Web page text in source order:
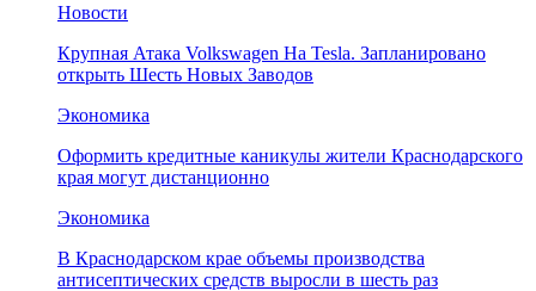
Новости
Крупная Атака Volkswagen На Tesla. Запланировано
открыть Шесть Новых Заводов
Экономика
Оформить кредитные каникулы жители Краснодарского
края могут дистанционно
Экономика
В Краснодарском крае объемы производства
антисептических средств выросли в шесть раз